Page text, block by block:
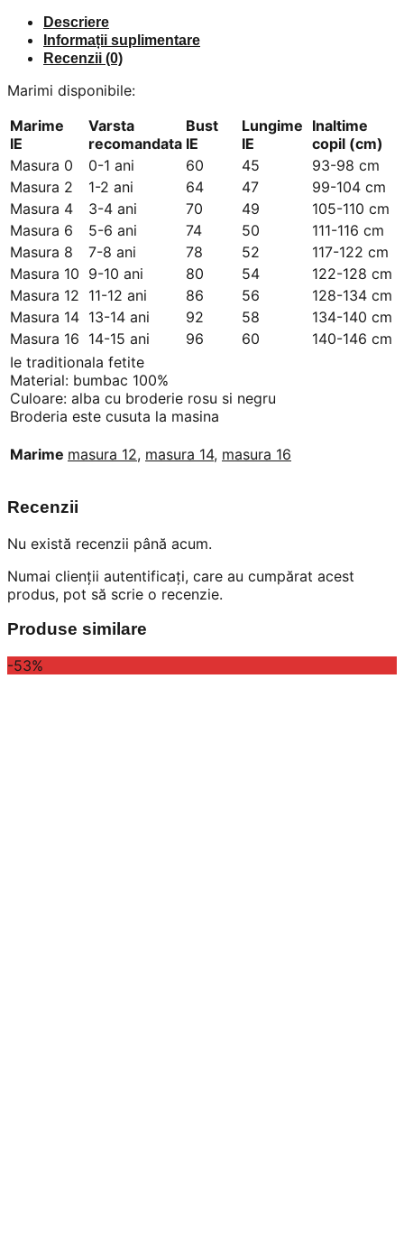
Descriere
Informații suplimentare
Recenzii (0)
Marimi disponibile:
Marime
IE
Varsta
recomandata
Bust
IE
Lungime
IE
Inaltime
copil (cm)
Masura 0
0-1 ani 60 45
93-98 cm
Masura 2
1-2 ani 64 47
99-104 cm
Masura 4
3-4 ani 70 49
105-110 cm
Masura 6
5-6 ani 74 50
111-116 cm
Masura 8
7-8 ani 78 52
117-122 cm
Masura 10 9-10 ani 80 54
122-128 cm
Masura 12 11-12 ani 86 56
128-134 cm
Masura 14 13-14 ani 92 58
134-140 cm
Masura 16 14-15 ani 96 60
140-146 cm
Ie traditionala fetite
Material: bumbac 100%
Culoare: alba cu broderie rosu si negru
Broderia este cusuta la masina
Marime masura 12, masura 14, masura 16
Recenzii
Nu există recenzii până acum.
Numai clienții autentificați, care au cumpărat acest
produs, pot să scrie o recenzie.
Produse similare
-53%